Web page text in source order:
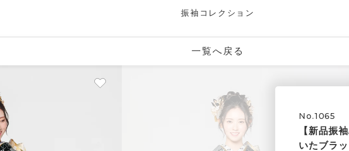
振袖コレクション
一覧へ戻る
No.1065
【新品振
いたブラ